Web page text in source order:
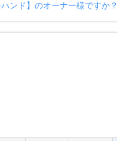
ンド】のオーナー様ですか？